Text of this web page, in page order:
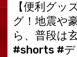
【便利グッ
グ！地震や
ら、普段は
#shorts #デ